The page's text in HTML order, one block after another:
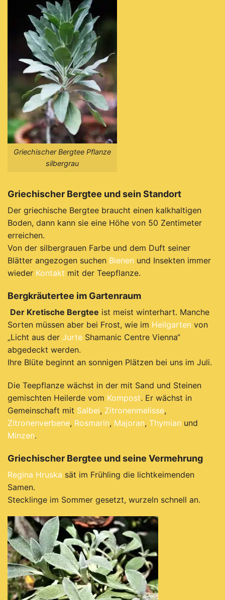
Griechischer Bergtee Pflanze
silbergrau
Griechischer Bergtee und sein Standort
Der griechische Bergtee braucht einen kalkhaltigen
Boden, dann kann sie eine Höhe von 50 Zentimeter
erreichen.
Von der silbergrauen Farbe und dem Duft seiner
Blätter angezogen suchen Bienen und Insekten immer
wieder Kontakt mit der Teepflanze.
Bergkräutertee im Gartenraum
Der Kretische Bergtee ist meist winterhart. Manche
Sorten müssen aber bei Frost, wie im Heilgarten von
„Licht aus der Jurte Shamanic Centre Vienna“
abgedeckt werden.
Ihre Blüte beginnt an sonnigen Plätzen bei uns im Juli.
Die Teepflanze wächst in der mit Sand und Steinen
gemischten Heilerde vom Kompost. Er wächst in
Gemeinschaft mit Salbei, Zitronenmelisse,
Zitronenverbene, Rosmarin, Majoran, Thymian und
Minzen.
Griechischer Bergtee und seine Vermehrung
Regina Hruska sät im Frühling die lichtkeimenden
Samen.
Stecklinge im Sommer gesetzt, wurzeln schnell an.